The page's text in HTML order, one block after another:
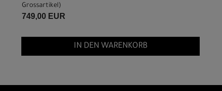
Grossartikel)
749,00 EUR
IN DEN WARENKORB